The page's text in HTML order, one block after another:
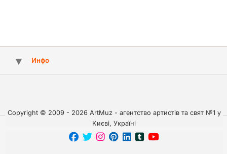
Инфо
Copyright © 2009 - 2026 ArtMuz - агентство артистів та свят №1 у
Києві, Україні